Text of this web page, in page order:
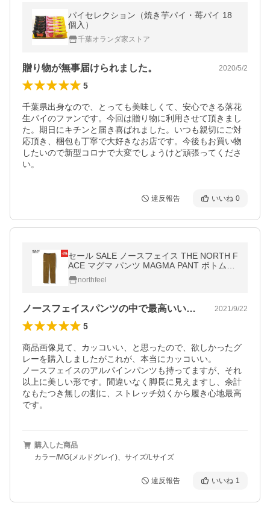
パイセレクション（焼き芋パイ・苺パイ 18
個入）
千葉オランダ家ストア
贈り物が無事届けられました。 2020/5/2
5
千葉県出身なので、とっても美味しくて、安心できる落花
生パイのファンです。今回は贈り物に利用させて頂きまし
た。期日にキチンと届き喜ばれました。いつも親切にご対
応頂き、梱包も丁寧で大好きなお店です。今後もお買い物
したいので新型コロナで大変でしょうけど頑張ってくださ
い。
違反報告 いいね 0
セール SALE ノースフェイス THE NORTH F
ACE マグマ パンツ MAGMA PANT ボトムス
パンツ NBW31911 レディース
northfeel
ノースフェイスパンツの中で最高いいです。 2021/9/22
5
商品画像見て、カッコいい、と思ったので、欲しかったグ
レーを購入しましたがこれが、本当にカッコいい。
ノースフェイスのアルパインパンツも持ってますが、それ
以上に美しい形です。間違いなく脚長に見えますし、余計
なもたつき無しの割に、ストレッチ効くから履き心地最高
です。
購入した商品
カラー/MG(メルドグレイ)、サイズ/Lサイズ
違反報告 いいね 1